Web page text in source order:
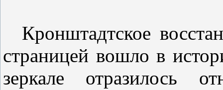
Кронштадтское
страницей вошло в
зеркале отразилось